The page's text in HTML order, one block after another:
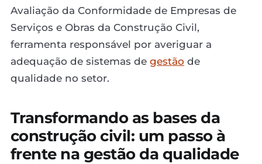
Avaliação da Conformidade de Empresas de
Serviços e Obras da Construção Civil,
ferramenta responsável por averiguar a
adequação de sistemas de gestão de
qualidade no setor.
Transformando as bases da
construção civil: um passo à
frente na gestão da qualidade